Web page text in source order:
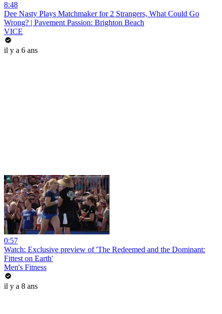
8:48
Dee Nasty Plays Matchmaker for 2 Strangers, What Could Go
Wrong? | Pavement Passion: Brighton Beach
VICE
il y a 6 ans
0:57
Watch: Exclusive preview of 'The Redeemed and the Dominant:
Fittest on Earth'
Men's Fitness
il y a 8 ans